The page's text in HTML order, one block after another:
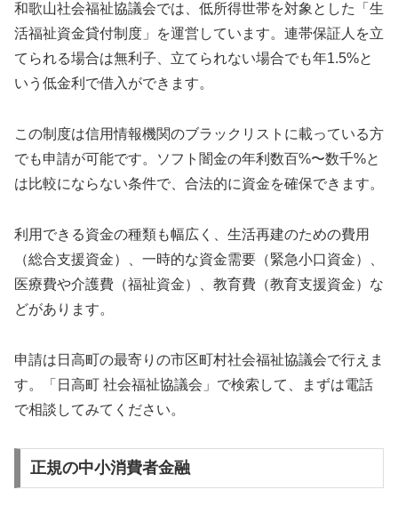
和歌山社会福祉協議会では、低所得世帯を対象とした「生
活福祉資金貸付制度」を運営しています。連帯保証人を立
てられる場合は無利子、立てられない場合でも年1.5%と
いう低金利で借入ができます。
この制度は信用情報機関のブラックリストに載っている方
でも申請が可能です。ソフト闇金の年利数百%〜数千%と
は比較にならない条件で、合法的に資金を確保できます。
利用できる資金の種類も幅広く、生活再建のための費用
（総合支援資金）、一時的な資金需要（緊急小口資金）、
医療費や介護費（福祉資金）、教育費（教育支援資金）な
どがあります。
申請は日高町の最寄りの市区町村社会福祉協議会で行えま
す。「日高町 社会福祉協議会」で検索して、まずは電話
で相談してみてください。
正規の中小消費者金融